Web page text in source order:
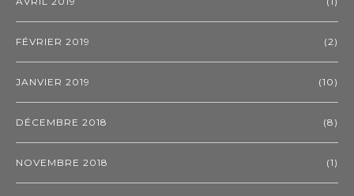
FÉVRIER 2019 (2)
JANVIER 2019 (10)
DÉCEMBRE 2018 (8)
NOVEMBRE 2018 (1)